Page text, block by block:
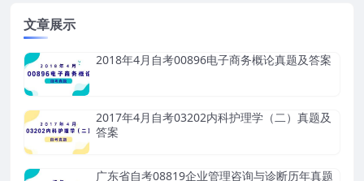
文章展示
2018年4月自考00896电子商务概论真题及答案
2017年4月自考03202内科护理学（二）真题及
答案
广东省自考08819企业管理咨询与诊断历年真题